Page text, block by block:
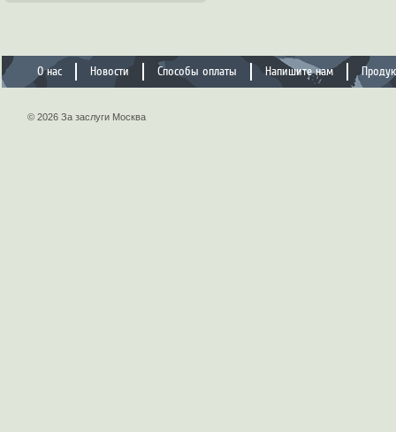
О нас Новости Способы оплаты Напишите нам
© 2026 За заслуги Москва